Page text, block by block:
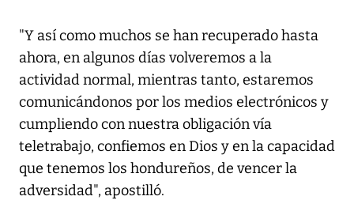
"Y así como muchos se han recuperado hasta
ahora, en algunos días volveremos a la
actividad normal, mientras tanto, estaremos
comunicándonos por los medios electrónicos y
cumpliendo con nuestra obligación vía
teletrabajo, confiemos en Dios y en la capacidad
que tenemos los hondureños, de vencer la
adversidad", apostilló.